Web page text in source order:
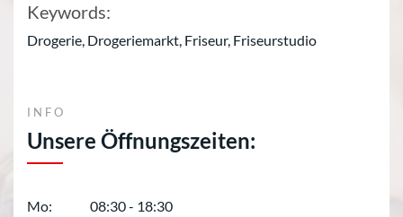
Keywords:
Drogerie, Drogeriemarkt, Friseur, Friseurstudio
INFO
Unsere Öffnungszeiten:
Mo: 08:30 - 18:30